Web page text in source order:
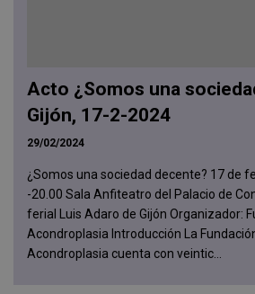
Acto ¿Somos una
Gijón, 17-2-2024
29/02/2024
¿Somos una sociedad decente? 17 de
-20.00 Sala Anfiteatro del Palacio de
ferial Luis Adaro de Gijón Organizador:
Acondroplasia Introducción La
Acondroplasia cuenta con veintic...